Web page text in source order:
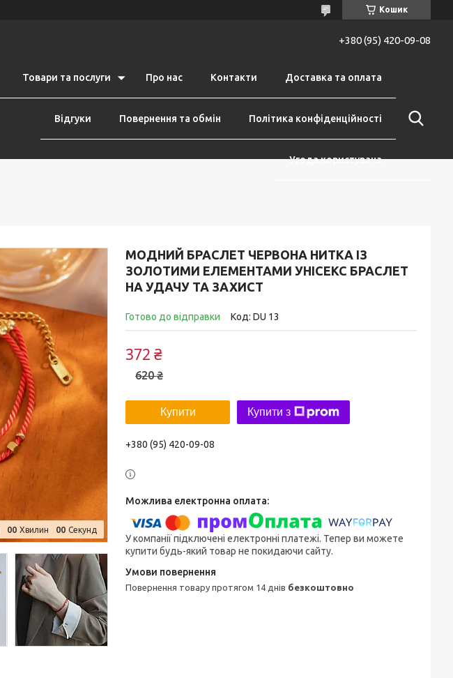
Кошик
+380 (95) 420-09-08
Товари та послуги Про нас Контакти Доставка та оплата
Відгуки Повернення та обмін Політика конфіденційності
Угода користувача
МОДНИЙ БРАСЛЕТ ЧЕРВОНА НИТКА ІЗ
ЗОЛОТИМИ ЕЛЕМЕНТАМИ УНІСЕКС БРАСЛЕТ
НА УДАЧУ ТА ЗАХИСТ
Готово до відправки Код: DU 13
620 ₴
372 ₴
Купити Купити з
+380 (95) 420-09-08
У компанії підключені електронні платежі. Тепер ви можете
купити будь-який товар не покидаючи сайту.
повернення товару протягом 14 днів безкоштовно
00 Хвилин 00 Секунд